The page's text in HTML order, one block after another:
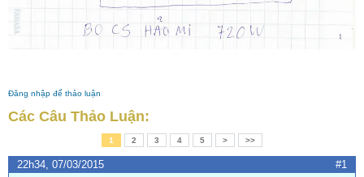
Đăng nhập để thảo luận
Các Câu Thảo Luận:
1 2 3 4 5 > >>
22h34, 07/03/2015
#1